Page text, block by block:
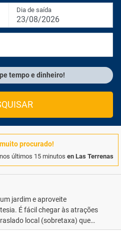
Dia de saída
23/08/2026
tempo e dinheiro!
procurado!
últimos 15 minutos en Las Terrenas
jardim e aproveite
É fácil chegar às atrações
local (sobretaxa) que
presentes incluem equipe